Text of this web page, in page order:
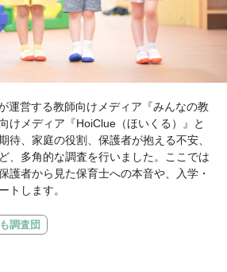
運営する教師向けメディア『みんなの教
けメディア『HoiClue（ほいくる）』と
待、家庭の役割、保護者が抱える不安、
、多角的な調査を行いました。ここでは
護者から見た保育士への本音や、入学・
トします。
調査団